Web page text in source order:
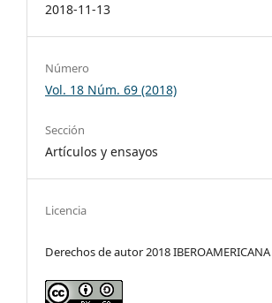
2018-11-13
Número
Vol. 18 Núm. 69 (2018)
Sección
Artículos y ensayos
Licencia
Derechos de autor 2018 IBEROAMERICANA